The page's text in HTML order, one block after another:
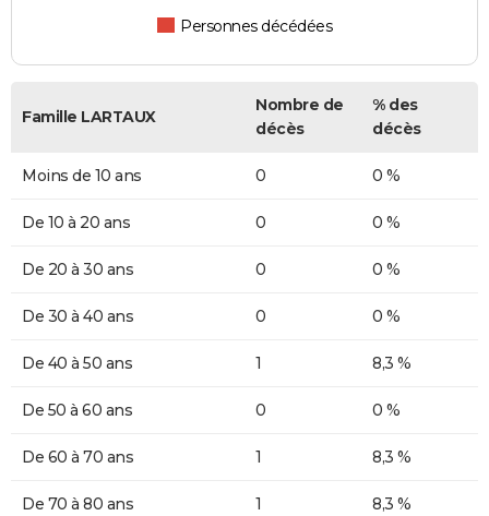
Personnes décédées
Famille LARTAUX
Nombre de
décès
% des
décès
Moins de 10 ans 0 0 %
De 10 à 20 ans 0 0 %
De 20 à 30 ans 0 0 %
De 30 à 40 ans 0 0 %
De 40 à 50 ans 1 8,3 %
De 50 à 60 ans 0 0 %
De 60 à 70 ans 1 8,3 %
De 70 à 80 ans 1 8,3 %